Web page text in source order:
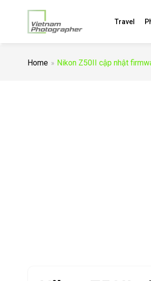
Travel
Home Nikon Z50II cập nhật